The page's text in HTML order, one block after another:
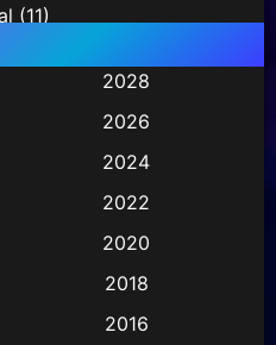
(11)
ร์ตูน(245)2028
2026
2024
2022
2020
2018
2016